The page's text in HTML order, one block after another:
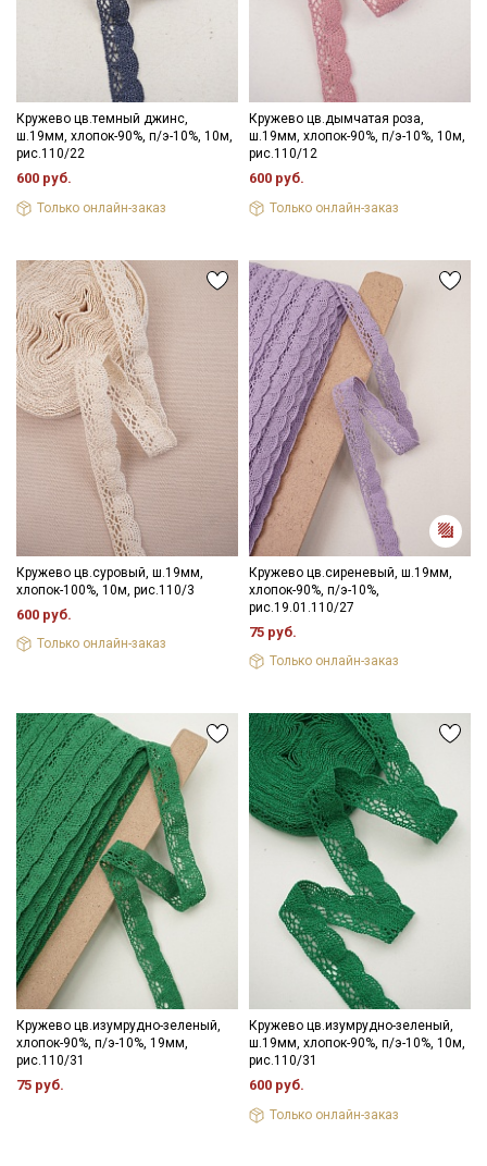
Кружево цв.темный джинс,
ш.19мм, хлопок-90%, п/э-10%, 10м,
рис.110/22
600 руб.
Только онлайн-заказ
Кружево цв.дымчатая роза,
ш.19мм, хлопок-90%, п/э-10%, 10м,
рис.110/12
600 руб.
Только онлайн-заказ
Кружево цв.суровый, ш.19мм,
хлопок-100%, 10м, рис.110/3
600 руб.
Только онлайн-заказ
Кружево цв.сиреневый, ш.19мм,
хлопок-90%, п/э-10%,
рис.19.01.110/27
75 руб.
Только онлайн-заказ
Кружево цв.изумрудно-зеленый,
хлопок-90%, п/э-10%, 19мм,
рис.110/31
75 руб.
Кружево цв.изумрудно-зеленый,
ш.19мм, хлопок-90%, п/э-10%, 10м,
рис.110/31
600 руб.
Только онлайн-заказ
Секретная рассылка от Купава
Мы публикуем здесь дополнительные
промокоды и скидки до 30% на узкие
категории тканей
Электронная почта
Подписаться
Ознакомлен(а) сПолитикой обработки персональных
данныхи даюСогласие на обработку персональных
данных
Согласие на получение рекламных и
информационных рассылок